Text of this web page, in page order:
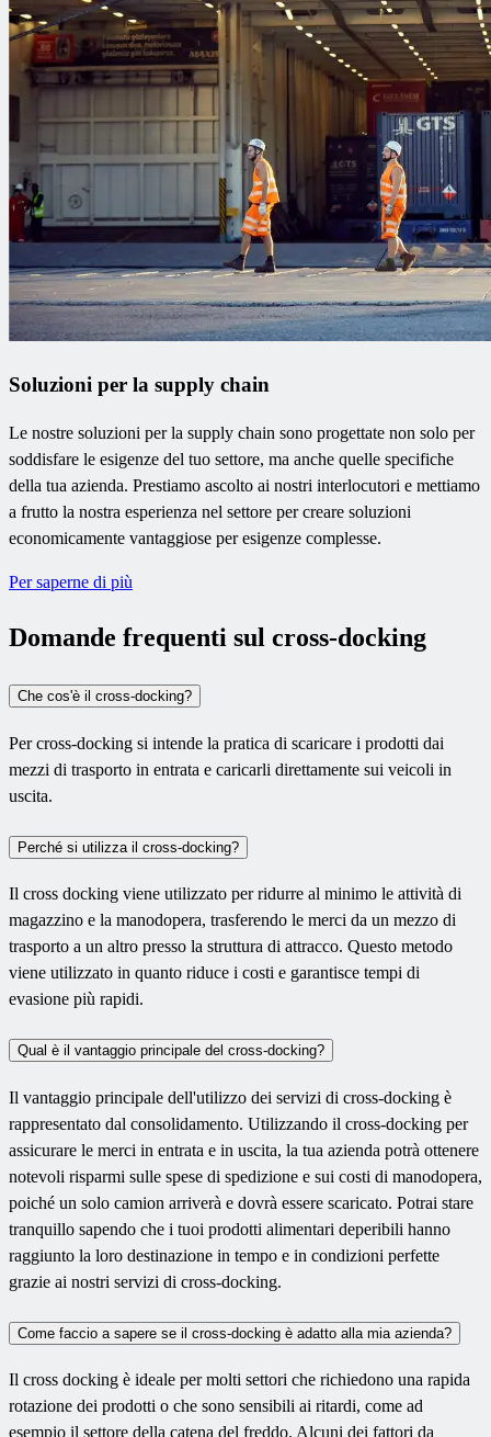
Soluzioni per la supply chain
Le nostre soluzioni per la supply chain sono progettate non solo per
soddisfare le esigenze del tuo settore, ma anche quelle specifiche
della tua azienda. Prestiamo ascolto ai nostri interlocutori e mettiamo
a frutto la nostra esperienza nel settore per creare soluzioni
economicamente vantaggiose per esigenze complesse.
Per saperne di più
Domande frequenti sul cross-docking
Che cos'è il cross-docking?
Per cross-docking si intende la pratica di scaricare i prodotti dai
mezzi di trasporto in entrata e caricarli direttamente sui veicoli in
uscita.
Perché si utilizza il cross-docking?
Il cross docking viene utilizzato per ridurre al minimo le attività di
magazzino e la manodopera, trasferendo le merci da un mezzo di
trasporto a un altro presso la struttura di attracco. Questo metodo
viene utilizzato in quanto riduce i costi e garantisce tempi di
evasione più rapidi.
Qual è il vantaggio principale del cross-docking?
Il vantaggio principale dell'utilizzo dei servizi di cross-docking è
rappresentato dal consolidamento. Utilizzando il cross-docking per
assicurare le merci in entrata e in uscita, la tua azienda potrà ottenere
notevoli risparmi sulle spese di spedizione e sui costi di manodopera,
poiché un solo camion arriverà e dovrà essere scaricato. Potrai stare
tranquillo sapendo che i tuoi prodotti alimentari deperibili hanno
raggiunto la loro destinazione in tempo e in condizioni perfette
grazie ai nostri servizi di cross-docking.
Come faccio a sapere se il cross-docking è adatto alla mia azienda?
Il cross docking è ideale per molti settori che richiedono una rapida
rotazione dei prodotti o che sono sensibili ai ritardi, come ad
esempio il settore della catena del freddo. Alcuni dei fattori da